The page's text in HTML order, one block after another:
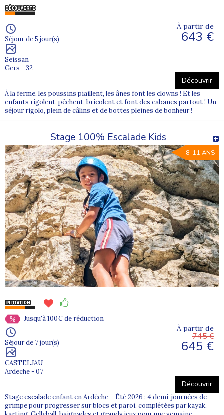
Séjour de 5 jour(s)
Seissan
Gers - 32
À partir de
643 €
Découvrir
À la ferme, les poussins piaillent, les ânes font les clowns ! Et les
enfants rigolent, pêchent, bricolent et font des cabanes partout ! Un
séjour rigolo, plein de câlins et de bottes pleines de bonheur !
Stage 100% Escalade Kids
8-11 ANS
Jusqu'à 100€ de réduction
Séjour de 7 jour(s)
CASTELJAU
Ardeche - 07
À partir de
745 €
645 €
Découvrir
Stage escalade enfant en Ardèche – Été 2026 : 4 demi-journées de
grimpe pour progresser sur blocs et paroi, complétées par kayak,